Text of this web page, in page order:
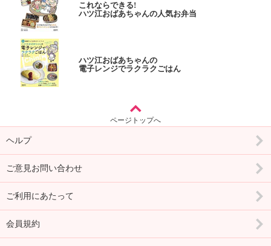
これならできる!
ハツ江おばあちゃんの人気お弁当
ハツ江おばあちゃんの
電子レンジでラクラクごはん
ページトップへ
ヘルプ
ご意見お問い合わせ
ご利用にあたって
会員規約